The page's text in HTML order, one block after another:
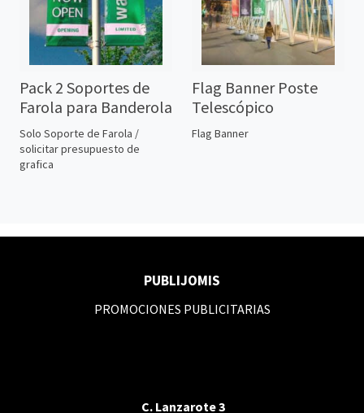
Pack 2 Soportes de
Farola para Banderola
Solo Soporte de Farola /
solicitar presupuesto de
grafica
Flag Banner Poste
Telescópico
Flag Banner
PUBLIJOMIS
PROMOCIONES PUBLICITARIAS
C. Lanzarote 3